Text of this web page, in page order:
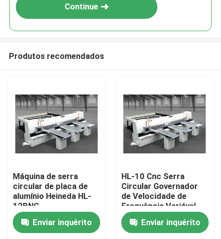
Casa
Produtos
Continue
Produtos recomendados
Máquina de serra
circular de placa de
alumínio Heineda HL-
12BNC
Enviar inquérito
HL-10 Cnc Serra
Circular Governador
de Velocidade de
Frequência Variável
Para Placas de Liga de
AlumínioEnviar inquérito